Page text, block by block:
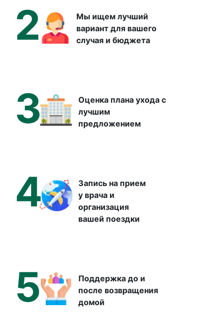
2
Мы ищем лучший
вариант для вашего
случая и бюджета
3
Оценка плана ухода с
лучшим
предложением
4
Запись на прием
у врача и
организация
вашей поездки
5
Поддержка до и
после возвращения
домой